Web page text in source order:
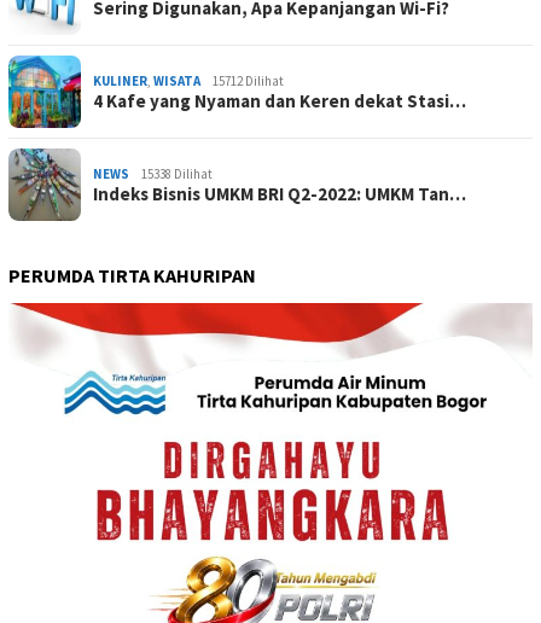
Sering Digunakan, Apa Kepanjangan Wi-Fi?
KULINER, WISATA 15712 Dilihat
4 Kafe yang Nyaman dan Keren dekat Stasi…
NEWS 15338 Dilihat
Indeks Bisnis UMKM BRI Q2-2022: UMKM Tan…
PERUMDA TIRTA KAHURIPAN